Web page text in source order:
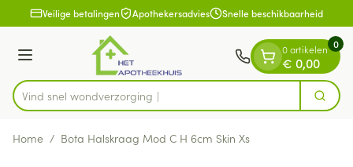
Ga naar de inhoud
1 van 1Veilige betalingen Apothekersadvies Snelle beschikbaarheid
Menu
Product, merk, categorie...
Vind snel wondver Zoek
0 artikelen
€ 0,00
0
Home / Bota Halskraag Mod C H 6cm Skin Xs